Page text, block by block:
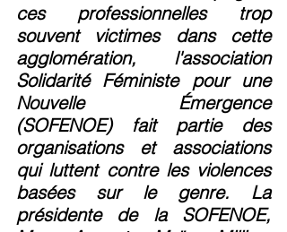
ces professionnelles trop
souvent victimes dans cette
agglomération, l'association
Solidarité Féministe pour une
Nouvelle Émergence
(SOFENOE) fait partie des
organisations et associations
qui luttent contre les violences
basées sur le genre. La
présidente de la SOFENOE,